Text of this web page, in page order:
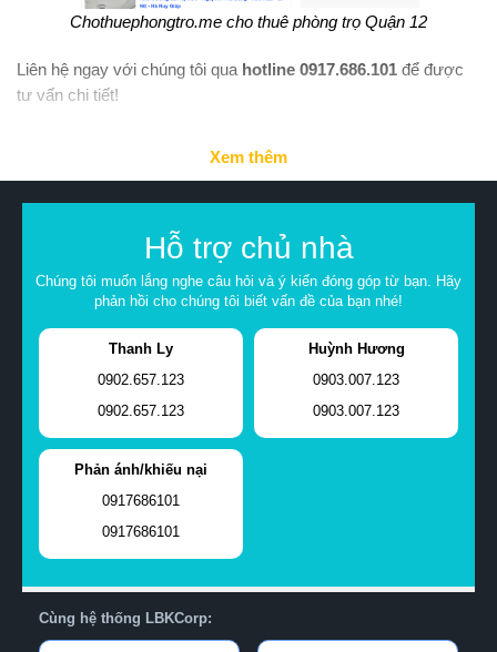
Chothuephongtro.me cho thuê phòng trọ Quận 12
Liên hệ ngay với chúng tôi qua hotline 0917.686.101 để được
tư vấn chi tiết!
Xem thêm
Hỗ trợ chủ nhà
Chúng tôi muốn lắng nghe câu hỏi và ý kiến đóng góp từ bạn. Hãy
phản hồi cho chúng tôi biết vấn đề của bạn nhé!
Thanh Ly
0902.657.123
0902.657.123
Huỳnh Hương
0903.007.123
0903.007.123
Phản ánh/khiếu nại
0917686101
0917686101
Cùng hệ thống LBKCorp: